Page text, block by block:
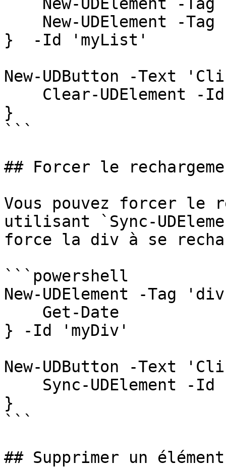
}  -Id 'myList'
New-UDButton -Text
}
```
## Forcer le
Vous pouvez forcer le
utilisant `Sync-
force la div à se
```powershell
New-UDElement -Tag
} -Id 'myDiv'
New-UDButton -Text
}
```
## Supprimer un élément